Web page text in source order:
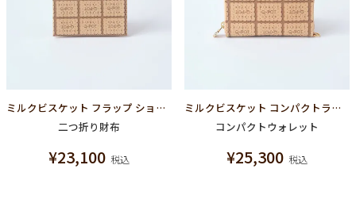
ミルクビスケット フラップ ショートウォレット（財布）
二つ折り財布
¥23,100 税込
ミルクビスケット コンパクトラウンドファスナーウォレット（財布）
コンパクトウォレット
¥25,300 税込